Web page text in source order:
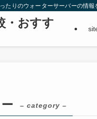
たりのウォーターサーバーの情報
・おすす
– category –